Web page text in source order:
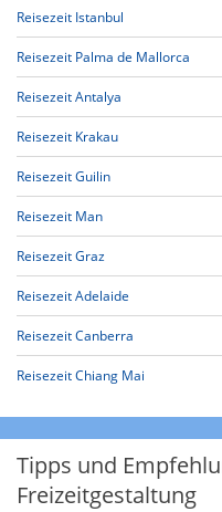
Reisezeit Istanbul
Reisezeit Palma de Mallorca
Reisezeit Antalya
Reisezeit Krakau
Reisezeit Guilin
Reisezeit Man
Reisezeit Graz
Reisezeit Adelaide
Reisezeit Canberra
Reisezeit Chiang Mai
Tipps und
Freizeitgestaltung